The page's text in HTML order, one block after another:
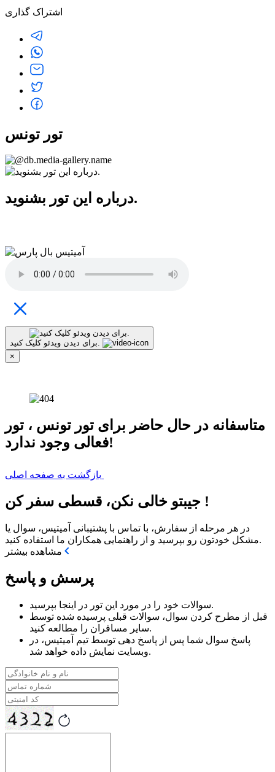
تور تونس
درباره این تور بشنوید.
برای دیدن ویدئو کلیک کنید.
×
متاسفانه در حال حاضر برای تور تونس ، تور
فعالی وجود ندارد!
جیبتو خالی نکن، قسطی سفر کن !
در هر مرحله از سفارش، با تماس با پشتیبانی آمیتیس، سوال یا
مشکل خودتون رو بپرسید و از راهنمایی همکاران ما استفاده کنید.
پرسش و پاسخ
سوالات خود را در مورد این تور
در اینجا بپرسید.
قبل از مطرح کردن سوال، سوالات قبلی پرسیده شده توسط
سایر مسافران را مطالعه کنید.
پاسخ سوال شما پس از پاسخ دهی توسط تیم آمیتیس، در
وبسایت نمایش داده خواهد شد.